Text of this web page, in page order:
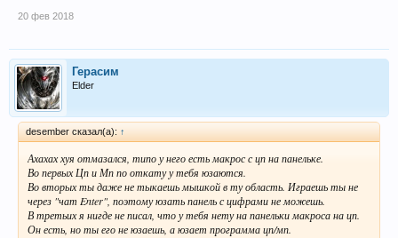
20 фев 2018
Герасим
Elder
desember сказал(а): ↑
Ахахах хуя отмазался, типо у него есть макрос с цп на панельке.
Во первых Цп и Мп по откату у тебя юзаются.
Во вторых ты даже не тыкаешь мышкой в ту область. Играешь ты не
через "чат Enter", поэтому юзать панель с цифрами не можешь.
В третьих я нигде не писал, что у тебя нету на панельки макроса на цп.
Он есть, но ты его не юзаешь, а юзает программа цп/мп.